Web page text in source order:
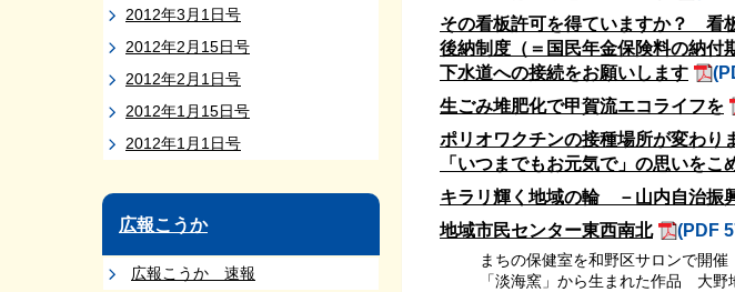
2012年3月1日号
2012年2月15日号
2012年2月1日号
2012年1月15日号
2012年1月1日号
広報こうか
広報こうか 速報
その看板許可を得ていますか？ 看
後納制度（＝国民年金保険料の納付
下水道への接続をお願いします
生ごみ堆肥化で甲賀流エコライフを
ポリオワクチンの接種場所が変わ
「いつまでもお元気で」の思いを
キラリ輝く地域の輪 －山内自治振
地域市民センター東西南北
(PDF
まちの保健室を和野区サロンで開
「淡海窯」から生まれた作品 大野